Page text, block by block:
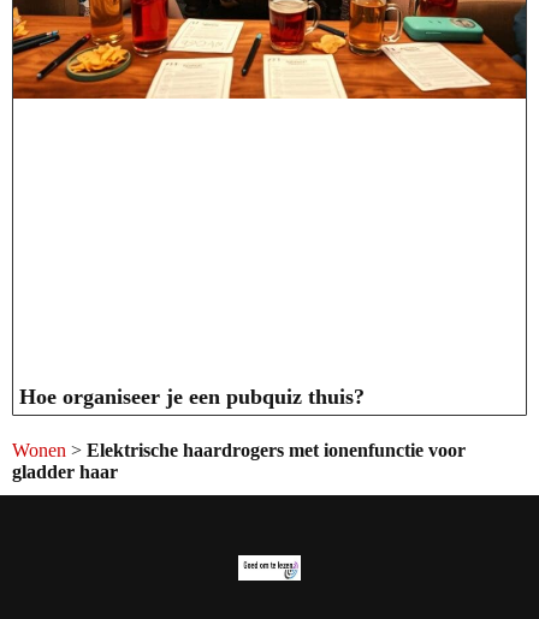
Hoe organiseer je een pubquiz thuis?
Wonen > Elektrische haardrogers met ionenfunctie voor
gladder haar